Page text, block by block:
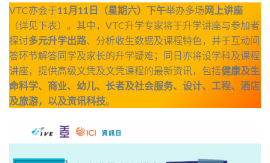
VTC亦会于11月11日（星期六）下午举办多场网上讲座
（详见下表）。其中，VTC升学专家将于升学讲座与参加者
探讨多元升学出路、分析收生数据及课程特色，并于互动问
答环节解答同学及家长的升学疑难；同日亦将设学科及课程
讲座，提供高级文凭及文凭课程的最新资讯，包括健康及生
命科学、商业、幼儿、长者及社会服务、设计、工程、酒店
及旅游，以及资讯科技。